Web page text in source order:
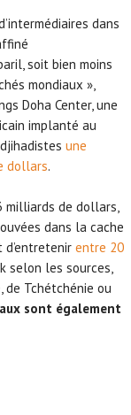
dans
soit bien moins
mondiaux »,
Doha Center, une
implanté au
une
dollars.
milliards de dollars,
dans la cache
d’entretenir entre 20
selon les sources,
de Tchétchénie ou
sont également